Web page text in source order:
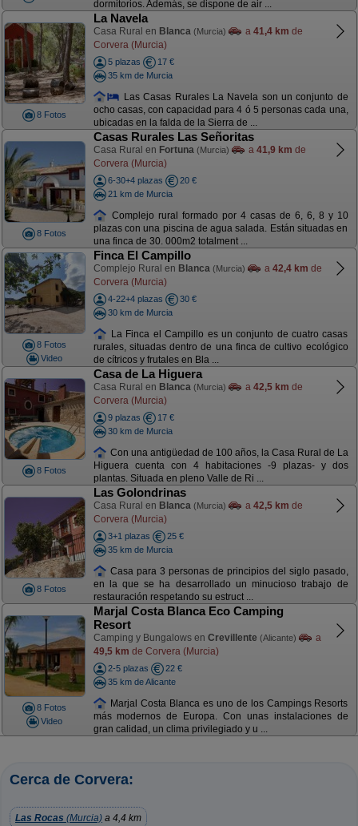
dormitorios. Además, se dispone de air ...
8 Fotos
La Navela
Casa Rural en Blanca (Murcia) a 41,4 km de
Corvera (Murcia)
5 plazas
17 €
35 km de Murcia
Las Casas Rurales La Navela son un conjunto de
ocho casas, con capacidad para 4 ó 5 personas cada una,
ubicadas en la falda de la Sierra de ...
8 Fotos
Casas Rurales Las Señoritas
Casa Rural en Fortuna (Murcia) a 41,9 km de
Corvera (Murcia)
6-30+4 plazas
20 €
21 km de Murcia
Complejo rural formado por 4 casas de 6, 6, 8 y 10
plazas con una piscina de agua salada. Están situadas en
una finca de 30. 000m2 totalment ...
8 Fotos
Video
Finca El Campillo
Complejo Rural en Blanca (Murcia) a 42,4 km de
Corvera (Murcia)
4-22+4 plazas
30 €
30 km de Murcia
La Finca el Campillo es un conjunto de cuatro casas
rurales, situadas dentro de una finca de cultivo ecológico
de cítricos y frutales en Bla ...
8 Fotos
Casa de La Higuera
Casa Rural en Blanca (Murcia) a 42,5 km de
Corvera (Murcia)
9 plazas
17 €
30 km de Murcia
Con una antigüedad de 100 años, la Casa Rural de La
Higuera cuenta con 4 habitaciones -9 plazas- y dos
plantas. Situada en pleno Valle de Ri ...
8 Fotos
Las Golondrinas
Casa Rural en Blanca (Murcia) a 42,5 km de
Corvera (Murcia)
3+1 plazas
25 €
35 km de Murcia
Casa para 3 personas de principios del siglo pasado,
en la que se ha desarrollado un minucioso trabajo de
restauración respetando su estruct ...
8 Fotos
Video
Marjal Costa Blanca Eco Camping
Resort
Camping y Bungalows en Crevillente (Alicante)
a
49,5 km de Corvera (Murcia)
2-5 plazas
22 €
35 km de Alicante
Marjal Costa Blanca es uno de los Campings Resorts
más modernos de Europa. Con unas instalaciones de
gran calidad, un clima privilegiado y u ...
Cerca de Corvera:
Las Rocas (Murcia) a 4,4 km